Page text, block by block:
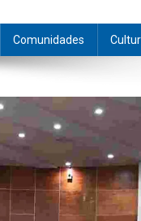
Comunidades